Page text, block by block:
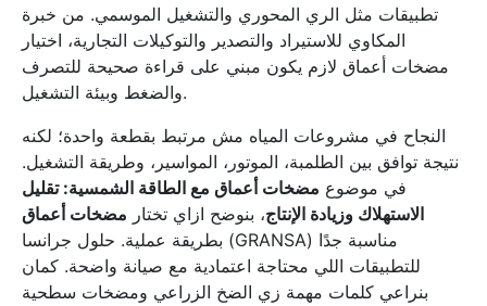
تطبيقات مثل الري المحوري والتشغيل الموسمي. من خبرة
المكاوي للاستيراد والتصدير والتوكيلات التجارية، اختيار
مضخات أعماق لازم يكون مبني على قراءة صحيحة للتصرف
والضغط وبيئة التشغيل.
النجاح في مشروعات المياه مش مرتبط بقطعة واحدة؛ لكنه
نتيجة توافق بين الطلمبة، الموتور، المواسير، وطريقة التشغيل.
في موضوع مضخات أعماق مع الطاقة الشمسية: تقليل
الاستهلاك وزيادة الإنتاج، بنوضح ازاي تختار مضخات أعماق
بطريقة عملية. حلول جرانسا (GRANSA) مناسبة جدًا
للتطبيقات اللي محتاجة اعتمادية مع صيانة واضحة. كمان
بنراعي كلمات مهمة زي الضخ الزراعي ومضخات سطحية